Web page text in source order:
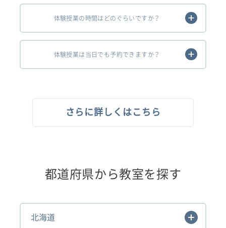
体験授業の時間はどのぐらいですか？
体験授業は当日でも予約できますか？
さらに詳しくはこちら
都道府県から教室を探す
北海道